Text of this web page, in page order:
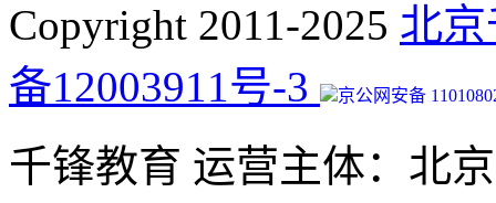
Copyright 2011-2025 北
备12003911号-3
京公网安备
千锋教育 运营主体：北